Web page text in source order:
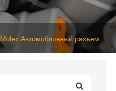
Molex Автомобильный разъем